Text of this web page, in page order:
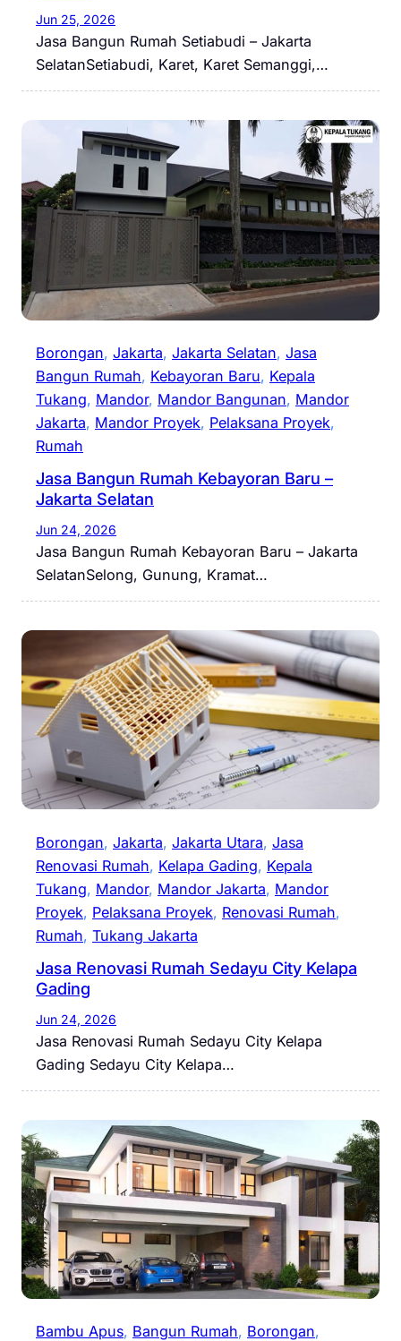
Jun 25, 2026
Jasa Bangun Rumah Setiabudi – Jakarta
SelatanSetiabudi, Karet, Karet Semanggi,…
Borongan, Jakarta, Jakarta Selatan, Jasa
Bangun Rumah, Kebayoran Baru, Kepala
Tukang, Mandor, Mandor Bangunan, Mandor
Jakarta, Mandor Proyek, Pelaksana Proyek
Rumah
Jasa Bangun Rumah Kebayoran Baru –
Jakarta Selatan
Jun 24, 2026
Jasa Bangun Rumah Kebayoran Baru – Jakarta
SelatanSelong, Gunung, Kramat…
Borongan, Jakarta, Jakarta Utara, Jasa
Renovasi Rumah, Kelapa Gading, Kepala
Tukang, Mandor, Mandor Jakarta, Mandor
Proyek, Pelaksana Proyek, Renovasi Rumah
Rumah, Tukang Jakarta
Jasa Renovasi Rumah Sedayu City Kelapa
Gading
Jun 24, 2026
Jasa Renovasi Rumah Sedayu City Kelapa
Gading Sedayu City Kelapa…
Bambu Apus, Bangun Rumah, Borongan